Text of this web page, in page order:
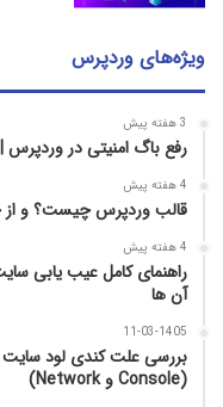
ویژه‌های وردپرس
3 هفته پیش
رفع باگ امنیتی در وردپرس |
4 هفته پیش
قالب وردپرس چیست؟ و
4 هفته پیش
راهنمای کامل عیب‌ یابی
آن‌ ها
11-03-1405
(Console و Network)